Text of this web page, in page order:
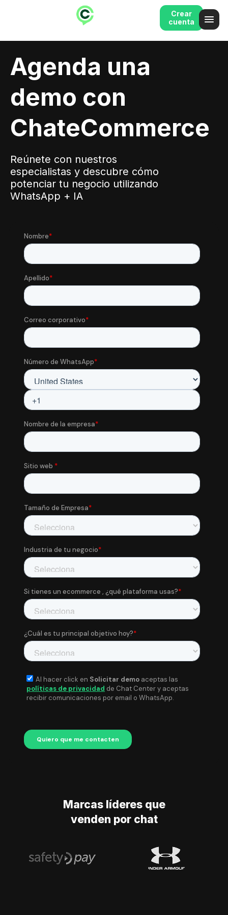
Crear
cuenta
Agenda una
demo con
ChateCommerce
Reúnete con nuestros
especialistas y descubre cómo
potenciar tu negocio utilizando
WhatsApp + IA
Marcas líderes que
venden por chat